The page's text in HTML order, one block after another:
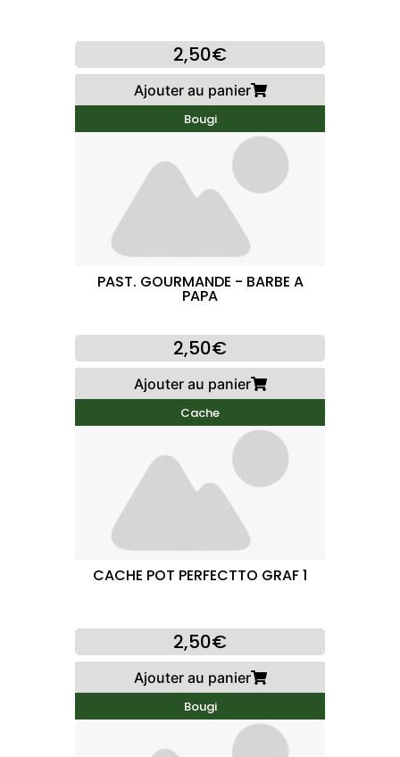
2,50€
Ajouter au panier
Bougi
PAST. GOURMANDE - BARBE A
PAPA
2,50€
Ajouter au panier
Cache
CACHE POT PERFECTTO GRAF 1
2,50€
Ajouter au panier
Bougi